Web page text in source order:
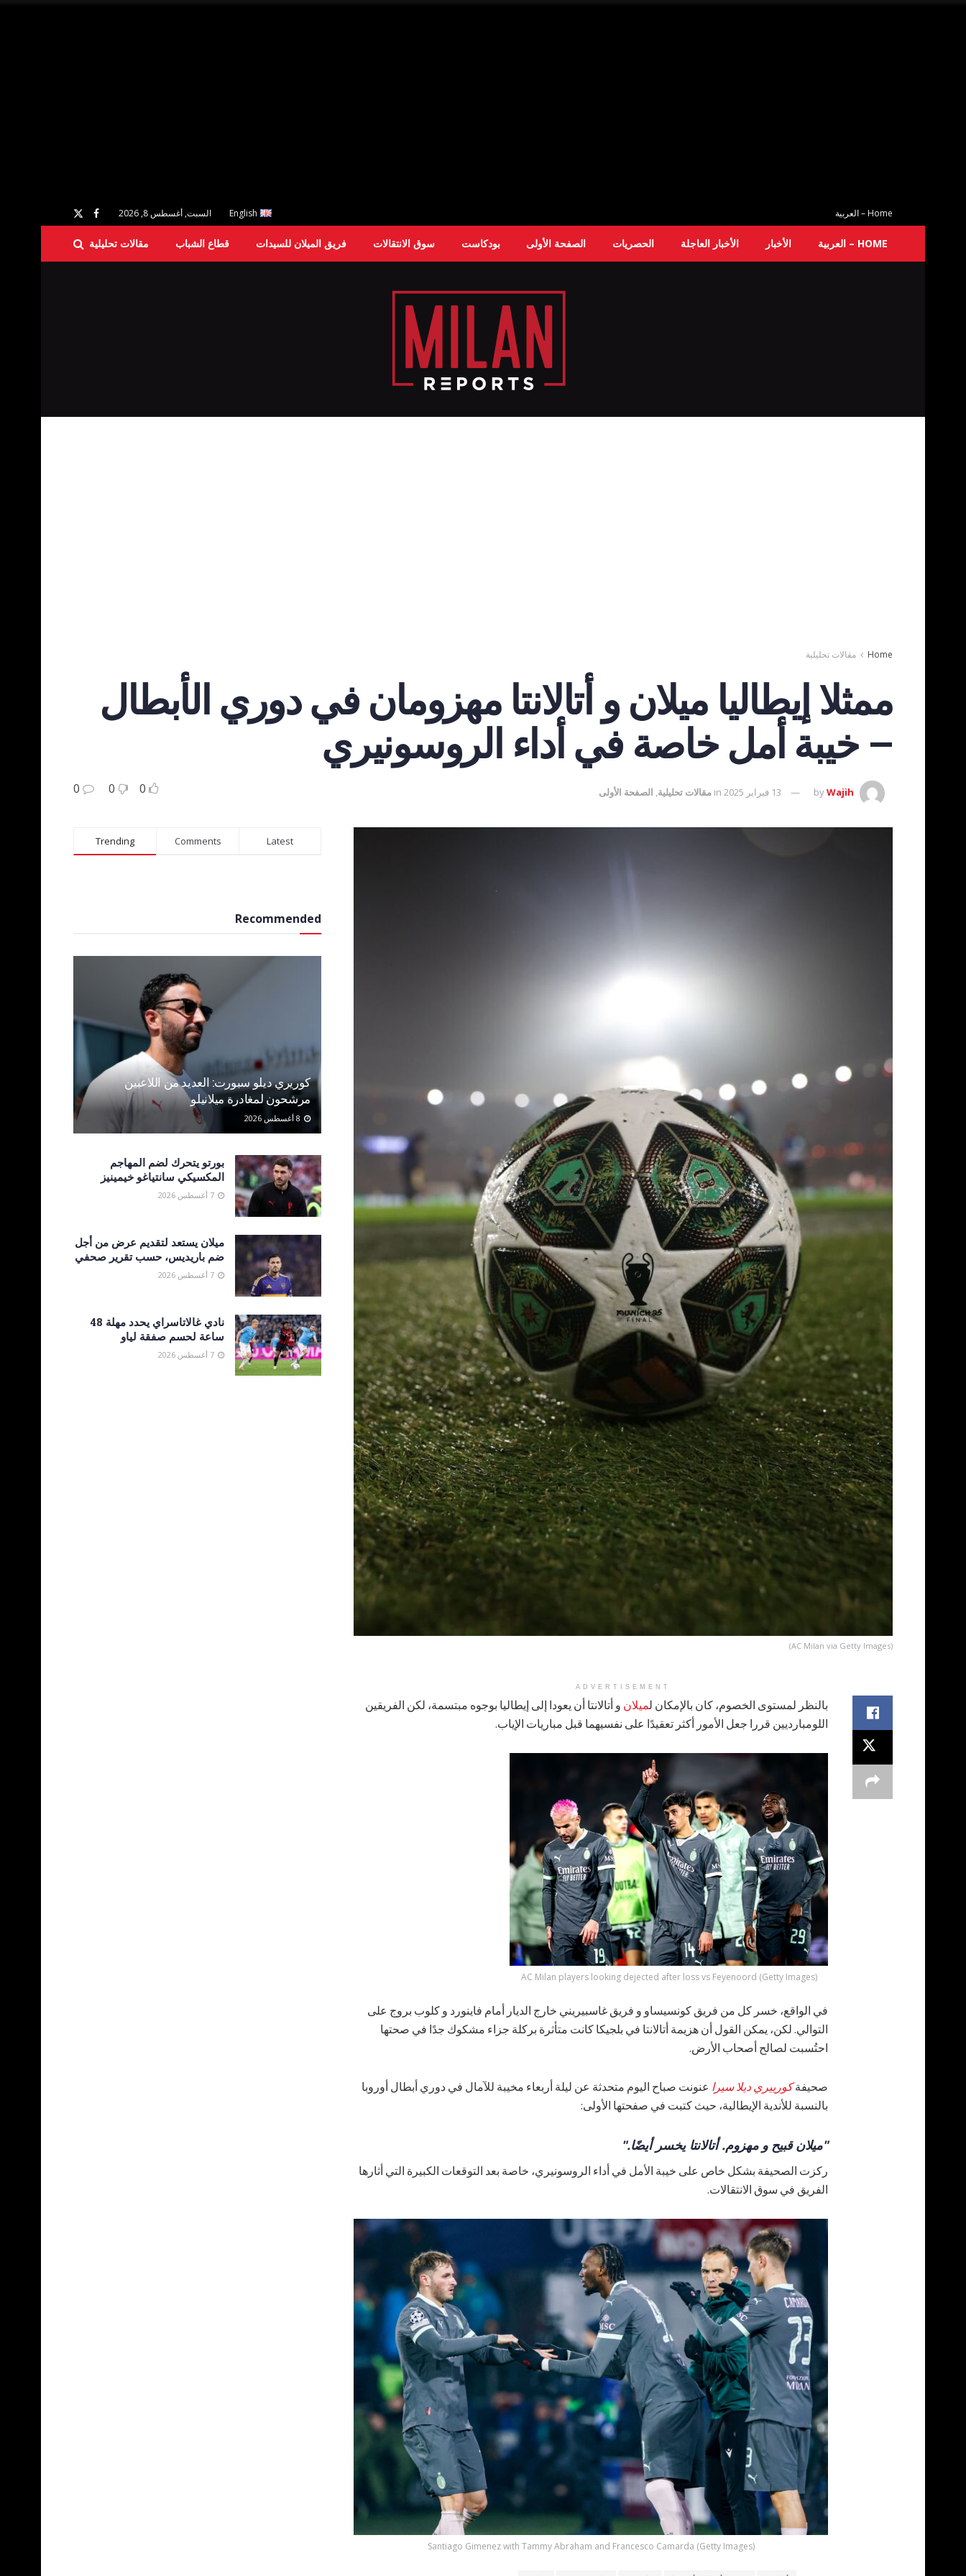
Home – العربية English السبت, أغسطس 8, 2026
HOME – العربية الأخبار الأخبار العاجلة الحصريات الصفحة الأولى بودكاست سوق الانتقالات فريق الميلان للسيدات قطاع الشباب مقالات تحليلية
Home مقالات تحليلية
ممثلا إيطاليا ميلان و أتالانتا مهزومان في دوري الأبطال
– خيبة أمل خاصة في أداء الروسونيري
byWajih 13 فبراير 2025 in مقالات تحليلية, الصفحة الأولى 0
0
(AC Milan via Getty Images)
ADVERTISEMENT
بالنظر لمستوى الخصوم، كان بالإمكان لميلان و أتالانتا أن يعودا إلى إيطاليا بوجوه مبتسمة، لكن الفريقين
اللومبارديين قررا جعل الأمور أكثر تعقيدًا على نفسيهما قبل مباريات الإياب.
AC Milan players looking dejected after loss vs Feyenoord (Getty Images)
في الواقع، خسر كل من فريق كونسيساو و فريق غاسبيريني خارج الديار أمام فاينورد و كلوب بروج على
التوالي. لكن، يمكن القول أن هزيمة أتالانتا في بلجيكا كانت متأثرة بركلة جزاء مشكوك جدًا في صحتها
احتُسبت لصالح أصحاب الأرض.
صحيفةكورييري ديلا سيرا عنونت صباح اليوم متحدثة عن ليلة أربعاء مخيبة للآمال في دوري أبطال أوروبا
بالنسبة للأندية الإيطالية، حيث كتبت في صفحتها الأولى:
"ميلان قبيح و مهزوم. أتالانتا يخسر أيضًا."
ركزت الصحيفة بشكل خاص على خيبة الأمل في أداء الروسونيري، خاصة بعد التوقعات الكبيرة التي أثارها
الفريق في سوق الانتقالات.
Santiago Gimenez with Tammy Abraham and Francesco Camarda (Getty Images)
Trending Comments Latest
Recommended
كوريري ديلو سبورت: العديد من اللاعبين
مرشحون لمغادرة ميلانيلو
بورتو يتحرك لضم المهاجم
المكسيكي سانتياغو خيمينيز
ميلان يستعد لتقديم عرض من أجل
ضم باريديس، حسب تقرير صحفي
نادي غالاتاسراي يحدد مهلة 48
ساعة لحسم صفقة لياو